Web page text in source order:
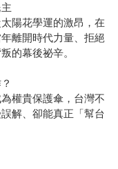
陽花學運的激昂，在
離開時代力量、拒絕
的幕後祕辛。
權貴保護傘，台灣不
解、卻能真正「幫台